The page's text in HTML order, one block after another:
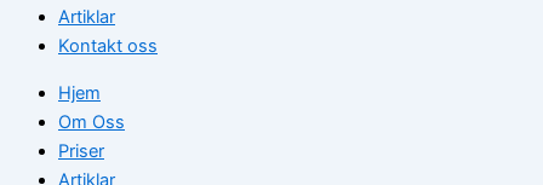
Artiklar
Kontakt oss
Hjem
Om Oss
Priser
Artiklar